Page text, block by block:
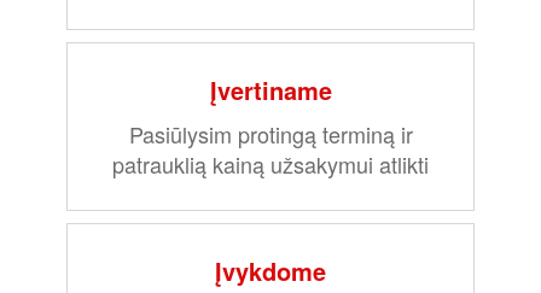
Įvertiname
Pasiūlysim protingą terminą ir
patrauklią kainą užsakymui atlikti
Įvykdome